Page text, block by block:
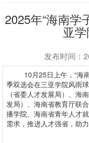
2025年“海南学
亚
发布时间：
10月25日上午，“海南
季双选会在三亚学院风雨
（省委人才发展局）、海
发局）、海南省教育厅联
播学院、海南省青年人才
需求，推进人才强省，助